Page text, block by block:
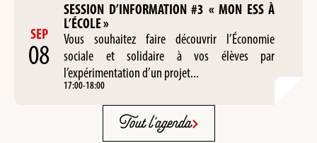
SEP
08
SESSION D’INFORMATION #3 « MON ESS À
L’ÉCOLE »
Vous souhaitez faire découvrir l’Économie
sociale et solidaire à vos élèves par
l’expérimentation d’un projet...
17:00-18:00
Tout l'agenda